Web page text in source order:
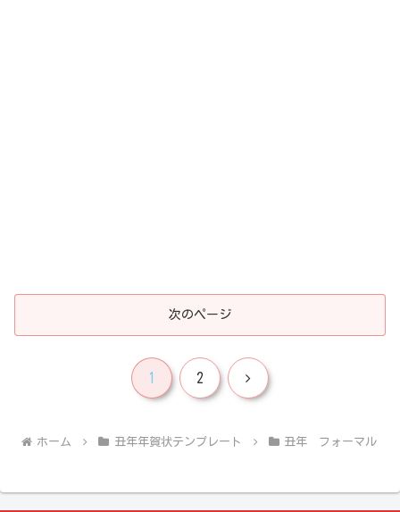
次のページ
1 2 次
ホーム 丑年年賀状テンプレート 丑年 フォーマル